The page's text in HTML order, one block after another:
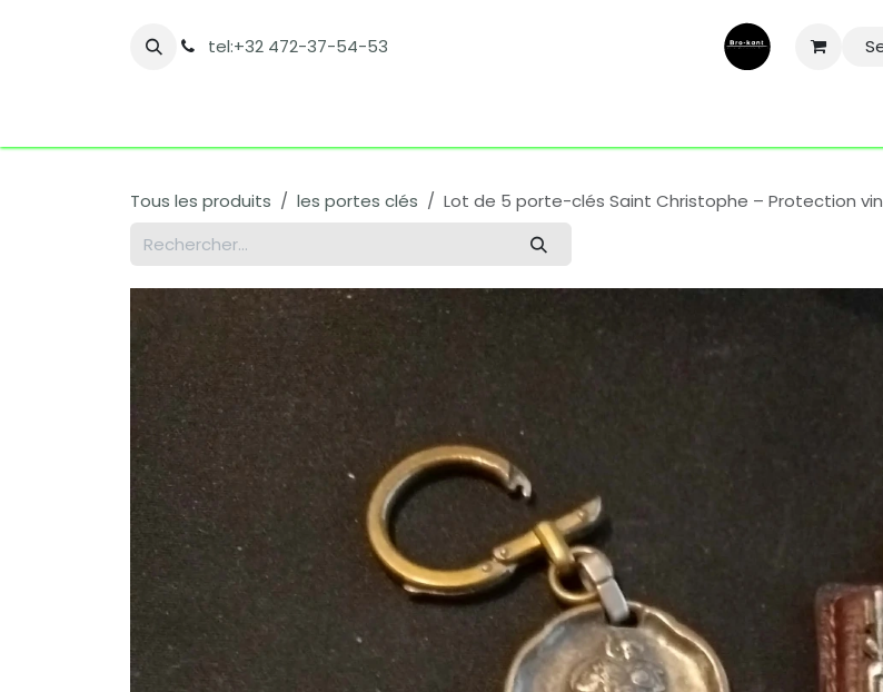
tel:+32 472-37-54-53
Tous les produits les portes clés Lot de 5 porte-clés Saint Christophe – Protection